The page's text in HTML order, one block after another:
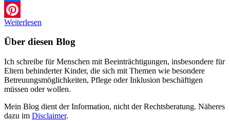
Facebook
Pinterest
Weiterlesen
Über diesen Blog
Ich schreibe für Menschen mit Beeinträchtigungen, insbesondere für
Eltern behinderter Kinder, die sich mit Themen wie besondere
Betreuungsmöglichkeiten, Pflege oder Inklusion beschäftigen
müssen oder wollen.
Mein Blog dient der Information, nicht der Rechtsberatung. Näheres
dazu im Disclaimer.